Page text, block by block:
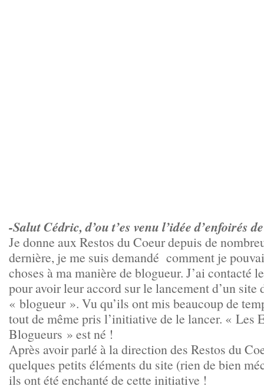
-Salut Cédric, d’ou t’es venu l’idée d’enfoirés
Je donne aux Restos du Coeur depuis de
dernière, je me suis demandé comment je
choses à ma manière de blogueur. J’ai contacté
pour avoir leur accord sur le lancement d’un site
« blogueur ». Vu qu’ils ont mis beaucoup de
tout de même pris l’initiative de le lancer. « Les
Blogueurs » est né !
Après avoir parlé à la direction des Restos du
quelques petits éléments du site (rien de bien
ils ont été enchanté de cette initiative !